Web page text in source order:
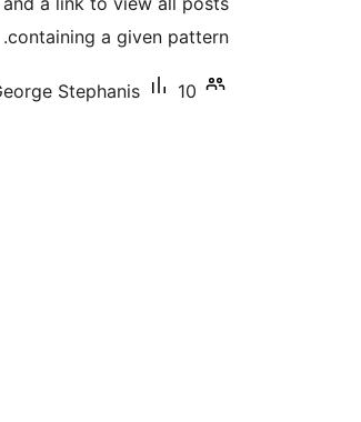
containing a given pattern.
Stephanis 10+ نصب فعال